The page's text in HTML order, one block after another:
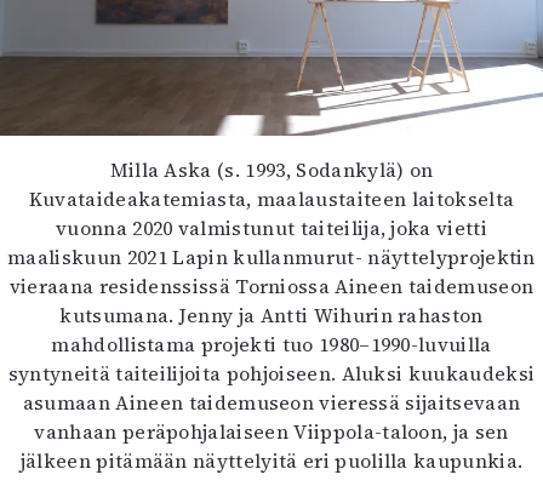
Milla Aska (s. 1993, Sodankylä) on
Kuvataideakatemiasta, maalaustaiteen laitokselta
vuonna 2020 valmistunut taiteilija, joka vietti
maaliskuun 2021 Lapin kullanmurut- näyttelyprojektin
vieraana residenssissä Torniossa Aineen taidemuseon
kutsumana. Jenny ja Antti Wihurin rahaston
mahdollistama projekti tuo 1980–1990-luvuilla
syntyneitä taiteilijoita pohjoiseen. Aluksi kuukaudeksi
asumaan Aineen taidemuseon vieressä sijaitsevaan
vanhaan peräpohjalaiseen Viippola-taloon, ja sen
jälkeen pitämään näyttelyitä eri puolilla kaupunkia.